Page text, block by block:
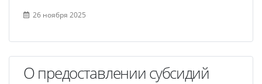
26 ноября 2025
О предоставлении субсидий